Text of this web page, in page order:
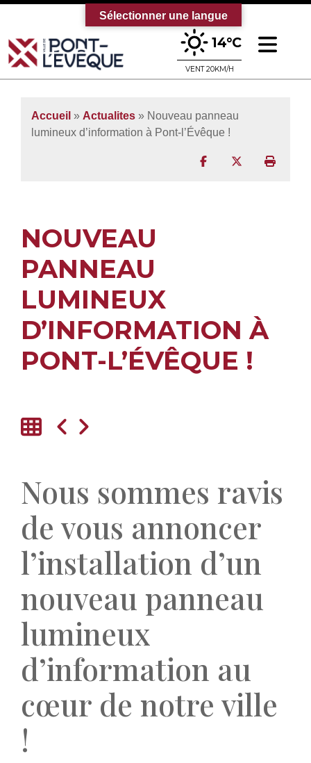
Bienvenue sur le site officiel de la
14°C
VENT 20KM/H
Accueil » Actualites » Nouveau panneau
lumineux d’information à Pont-l’Évêque !
Partager surPartager sur
NOUVEAU
PANNEAU
LUMINEUX
D’INFORMATION À
PONT-L’ÉVÊQUE !
Nous sommes ravis
de vous annoncer
l’installation d’un
nouveau panneau
lumineux
d’information au
cœur de notre ville
!
Sélectionner une langue